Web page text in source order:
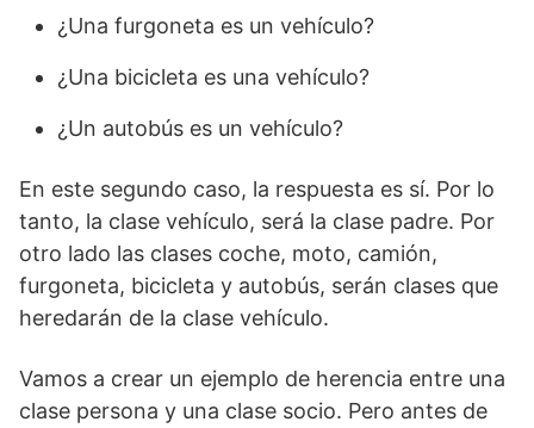
¿Una furgoneta es un vehículo?
¿Una bicicleta es una vehículo?
¿Un autobús es un vehículo?
En este segundo caso, la respuesta es sí. Por lo
tanto, la clase vehículo, será la clase padre. Por
otro lado las clases coche, moto, camión,
furgoneta, bicicleta y autobús, serán clases que
heredarán de la clase vehículo.
Vamos a crear un ejemplo de herencia entre una
clase persona y una clase socio. Pero antes de